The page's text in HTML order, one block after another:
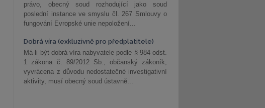
právo, obecný soud rozhodující jako soud
poslední instance ve smyslu čl. 267 Smlouvy o
fungování Evropské unie nepoložení...
Dobrá víra (exkluzivně pro předplatitele)
Má-li být dobrá víra nabyvatele podle § 984 odst.
1 zákona č. 89/2012 Sb., občanský zákoník,
vyvrácena z důvodu nedostatečné investigativní
aktivity, musí obecný soud ústavně...